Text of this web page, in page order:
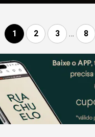
no Tik Tok, no
nas ruas. Se você é (nem
ligada em tendências, já
que tem fit novo de jeans
calça de cintura alta com
wide leg e é, sem sombra
[…]
1 2 3 … 8